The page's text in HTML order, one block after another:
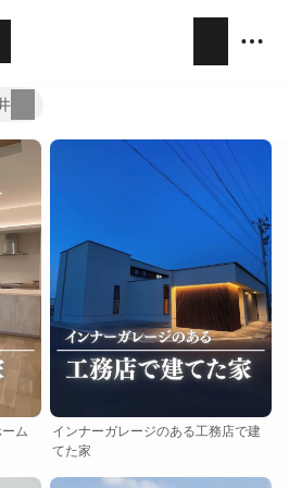
ム
インナーガレージのある工務店で建
てた家
モダン
ダイニング
積水ハウス